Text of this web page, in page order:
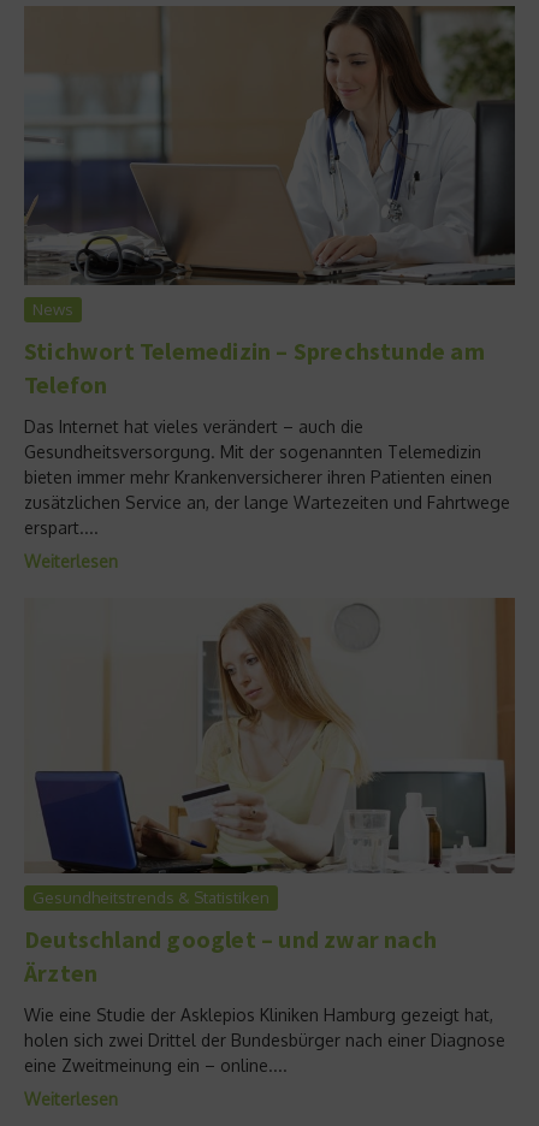
News
Stichwort Telemedizin – Sprechstunde am
Telefon
Das Internet hat vieles verändert – auch die
Gesundheitsversorgung. Mit der sogenannten Telemedizin
bieten immer mehr Krankenversicherer ihren Patienten einen
zusätzlichen Service an, der lange Wartezeiten und Fahrtwege
erspart....
Weiterlesen
Gesundheitstrends & Statistiken
Deutschland googlet – und zwar nach
Ärzten
Wie eine Studie der Asklepios Kliniken Hamburg gezeigt hat,
holen sich zwei Drittel der Bundesbürger nach einer Diagnose
eine Zweitmeinung ein – online....
Weiterlesen